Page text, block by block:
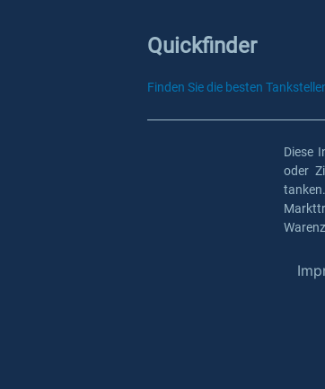
Quickfinder
Finden Sie die besten
Diese
oder